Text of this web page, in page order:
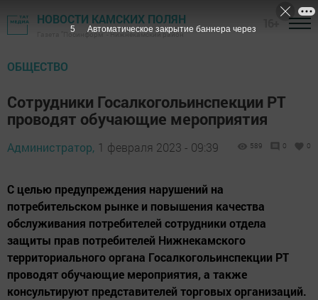
НОВОСТИ КАМСКИХ ПОЛЯН
Газета "Посинформ" - Нижнекамский район
ОБЩЕСТВО
Сотрудники Госалкогольинспекции РТ
проводят обучающие мероприятия
Администратор, 1 февраля 2023 - 09:39 589 0 0
С целью предупреждения нарушений на
потребительском рынке и повышения качества
обслуживания потребителей сотрудники отдела
защиты прав потребителей Нижнекамского
территориального органа Госалкогольинспекции РТ
проводят обучающие мероприятия, а также
консультируют представителей торговых организаций.
3 Автоматическое закрытие баннера через